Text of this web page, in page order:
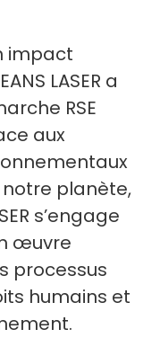
impact
LASER a
RSE
aux
planète,
s’engage
œuvre
processus
humains et